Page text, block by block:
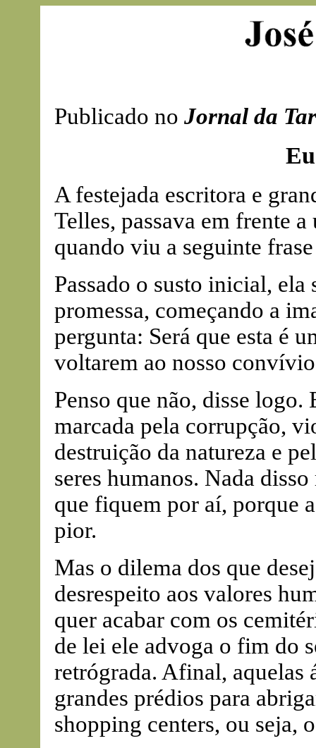
Publicado no Jornal da
A festejada escritora e
Telles, passava em frente
quando viu a seguinte
Passado o susto inicial,
promessa, começando a
pergunta: Será que esta é
voltarem ao nosso
Penso que não, disse logo.
marcada pela corrupção,
destruição da natureza e
seres humanos. Nada
que fiquem por aí, porque
pior.
Mas o dilema dos que
desrespeito aos valores
quer acabar com os
de lei ele advoga o fim do
retrógrada. Afinal, aquelas
grandes prédios para
shopping centers, ou seja,